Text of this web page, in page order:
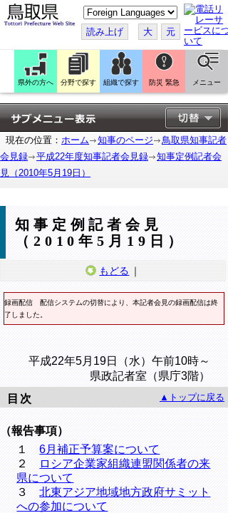
こ
の
ペ
ー
ジ
翻
訳
す
る
読み上げ 大 元
県外の方へ 分野で探す 組織で探す 防災 緊急 メニュー
現在の位置： ホーム 知事のページ
鳥取県知事記者
会見録
平成22年度知事記者会見録
知事定例記者会
見（2010年5月19日）
知事定例記者会見
（2010年5月19日）
もどる ｜
録画配信 配信システムの切替により、本記者会見の録画配信は終
了しました。
平成22年5月19日（水）午前10時～
県政記者室（県庁3階）
目次
▲トップに戻る
（報告事項）
１6月補正予算案について
２
ロシア企業家組織連盟関係者の来
県について
３北東アジア地域地方政府サミット
への参加について